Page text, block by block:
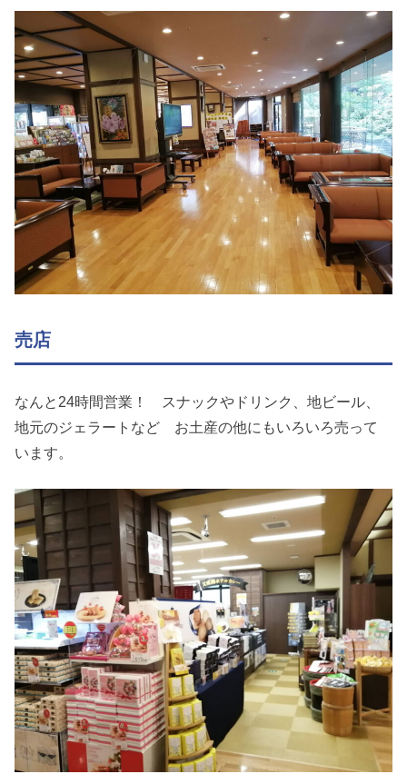
売店
なんと24時間営業！ スナックやドリンク、地ビール、
地元のジェラートなど お土産の他にもいろいろ売って
います。